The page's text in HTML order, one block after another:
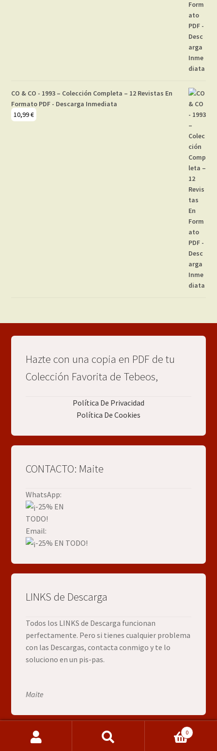
CO & CO - 1993 – Colección Completa – 12 Revistas En
Formato PDF - Descarga Inmediata
10,99€
Hazte con una copia en PDF de tu
Colección Favorita de Tebeos,
Política De Privacidad
Política De Cookies
CONTACTO: Maite
WhatsApp:
Email:
LINKS de Descarga
Todos los LINKS de Descarga funcionan
perfectamente. Pero si tienes cualquier problema
con las Descargas, contacta conmigo y te lo
soluciono en un pis-pas.
Maite
0